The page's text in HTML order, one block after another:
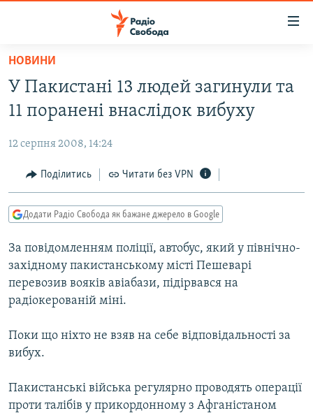
Перейти
основного
матеріалу
Перейти
до
навігації
Перейти
до
СТАТТІ
ПОЛІТИКА
ЕКОНОМІКА
КУЛЬТУРА
СПОРТ
СВІТ
ВІЙНА
РОСІЙСЬКА «ФІЛЬТРАЦІЯ»
КРИМ.РЕАЛІЇ
ТИ ЯК?
СХЕМИ
КИТАЙ.ВИКЛИКИ
ФОТО
ПОДКАСТИ
НОВИНИ
У Пакистані 13 людей загинули та
11 поранені внаслідок вибуху
12 серпня 2008, 14:24
Поділитись Читати без VPN
Додати Радіо Свобода як бажане джерело в Google
За повідомленням поліції, автобус, який у північно-
західному пакистанському місті Пешеварі
перевозив вояків авіабази, підірвався на
радіокерованій міні.
Поки що ніхто не взяв на себе відповідальності за
вибух.
Пакистанські війська регулярно проводять операції
проти талібів у прикордонному з Афганістаном